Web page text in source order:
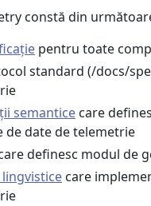
constă din
pentru toate
standard (/docs/
semantice care
de date de telemetrie
definesc modul de
lingvistice care